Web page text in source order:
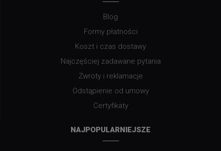
Blog
Formy płatności
Koszt i czas dostawy
Najczęściej zadawane pytania
Zwroty i reklamacje
Odstąpienie od umowy
Certyfikaty
NAJPOPULARNIEJSZE